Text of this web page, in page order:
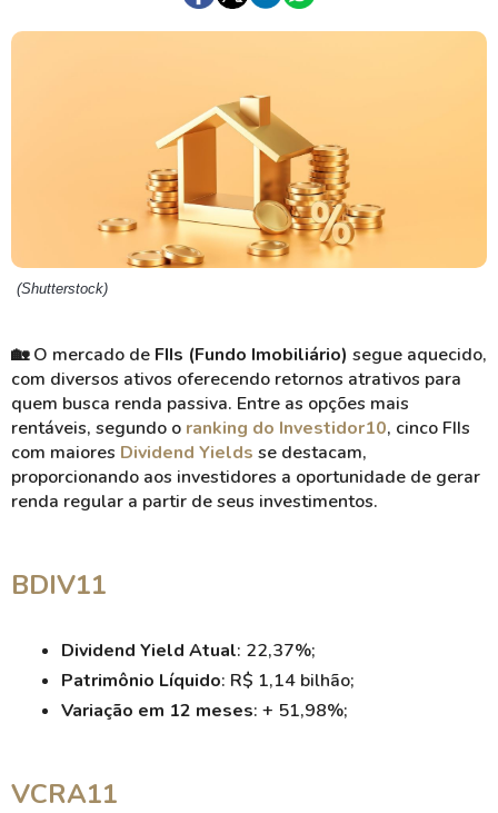
(Shutterstock)
🏡 O mercado de FIIs (Fundo Imobiliário) segue aquecido,
com diversos ativos oferecendo retornos atrativos para
quem busca renda passiva. Entre as opções mais
rentáveis, segundo o ranking do Investidor10, cinco FIIs
com maiores Dividend Yields se destacam,
proporcionando aos investidores a oportunidade de gerar
renda regular a partir de seus investimentos.
BDIV11
Dividend Yield Atual: 22,37%;
Patrimônio Líquido: R$ 1,14 bilhão;
Variação em 12 meses: + 51,98%;
VCRA11